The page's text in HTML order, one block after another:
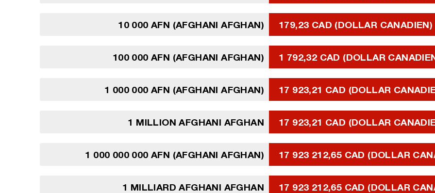
10 000 AFN (AFGHANI AFGHAN) 179,23 CAD (DOLLAR CANADIEN)
100 000 AFN (AFGHANI AFGHAN) 1 792,32 CAD (DOLLAR
1 000 000 AFN (AFGHANI AFGHAN) 17 923,21 CAD (DOLLAR
1 MILLION AFGHANI AFGHAN 17 923,21 CAD (DOLLAR
1 000 000 000 AFN (AFGHANI AFGHAN) 17 923 212,65 CAD (DOLLAR
1 MILLIARD AFGHANI AFGHAN 17 923 212,65 CAD (DOLLAR